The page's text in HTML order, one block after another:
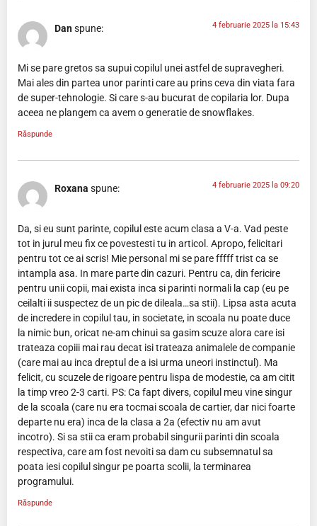
Danspune: 4 februarie 2025 la 15:43
Mi se pare gretos sa supui copilul unei astfel de supravegheri.
Mai ales din partea unor parinti care au prins ceva din viata fara
de super-tehnologie. Si care s-au bucurat de copilaria lor. Dupa
aceea ne plangem ca avem o generatie de snowflakes.
Răspunde
Roxana spune: 4 februarie 2025 la 09:20
Da, si eu sunt parinte, copilul este acum clasa a V-a. Vad peste
tot in jurul meu fix ce povestesti tu in articol. Apropo, felicitari
pentru tot ce ai scris! Mie personal mi se pare fffff trist ca se
intampla asa. In mare parte din cazuri. Pentru ca, din fericire
pentru unii copii, mai exista inca si parinti normali la cap (eu pe
ceilalti ii suspectez de un pic de dileala…sa stii). Lipsa asta acuta
de incredere in copilul tau, in societate, in scoala nu poate duce
la nimic bun, oricat ne-am chinui sa gasim scuze alora care isi
trateaza copiii mai rau decat isi trateaza animalele de companie
(care mai au inca dreptul de a isi urma uneori instinctul). Ma
felicit, cu scuzele de rigoare pentru lispa de modestie, ca am citit
la timp vreo 2-3 carti. PS: Ca fapt divers, copilul meu vine singur
de la scoala (care nu era tocmai scoala de cartier, dar nici foarte
departe nu era) inca de la clasa a 2a (efectiv nu am avut
incotro). Si sa stii ca eram probabil singurii parinti din scoala
respectiva, care am fost nevoiti sa dam cu subsemnatul sa
poata iesi copilul singur pe poarta scolii, la terminarea
programului.
Răspunde